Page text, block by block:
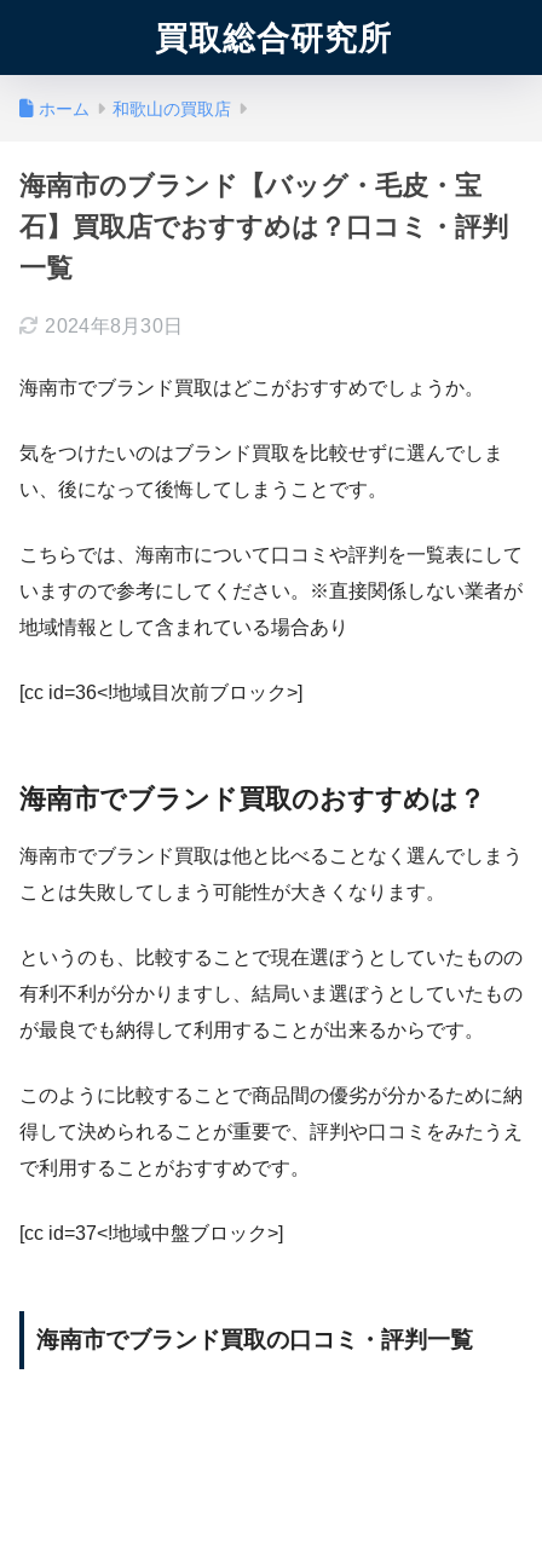
買取総合研究所
ホーム 和歌山の買取店
海南市のブランド【バッグ・毛皮・宝
石】買取店でおすすめは？口コミ・評判
一覧
2024年8月30日
海南市でブランド買取はどこがおすすめでしょうか。
気をつけたいのはブランド買取を比較せずに選んでしま
い、後になって後悔してしまうことです。
こちらでは、海南市について口コミや評判を一覧表にして
いますので参考にしてください。※直接関係しない業者が
地域情報として含まれている場合あり
[cc id=36<!地域目次前ブロック>]
海南市でブランド買取のおすすめは？
海南市でブランド買取は他と比べることなく選んでしまう
ことは失敗してしまう可能性が大きくなります。
というのも、比較することで現在選ぼうとしていたものの
有利不利が分かりますし、結局いま選ぼうとしていたもの
が最良でも納得して利用することが出来るからです。
このように比較することで商品間の優劣が分かるために納
得して決められることが重要で、評判や口コミをみたうえ
で利用することがおすすめです。
[cc id=37<!地域中盤ブロック>]
海南市でブランド買取の口コミ・評判一覧